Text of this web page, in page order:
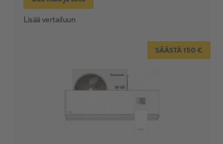
FLIXX
Lämpöpumput
Lisää vertailuun
SÄÄSTÄ 150 €